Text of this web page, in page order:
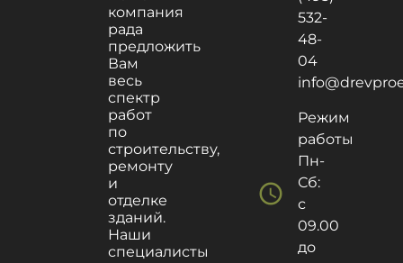
компания
рада
предложить
Вам
весь
спектр
работ
по
строительству,
ремонту
и
отделке
зданий.
Наши
специалисты
532-
48-
04
schedule
Режим
работы
Пн-
Сб:
с
09.00
до